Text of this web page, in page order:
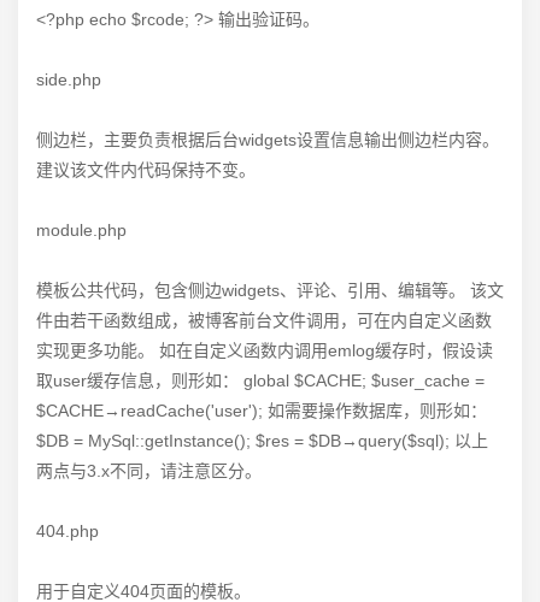
<?php echo $rcode; ?> 输出验证码。
side.php
侧边栏，主要负责根据后台widgets设置信息输出侧边栏内容。
建议该文件内代码保持不变。
module.php
模板公共代码，包含侧边widgets、评论、引用、编辑等。 该文
件由若干函数组成，被博客前台文件调用，可在内自定义函数
实现更多功能。 如在自定义函数内调用emlog缓存时，假设读
取user缓存信息，则形如： global $CACHE; $user_cache =
$CACHE→readCache('user'); 如需要操作数据库，则形如：
$DB = MySql::getInstance(); $res = $DB→query($sql); 以上
两点与3.x不同，请注意区分。
404.php
用于自定义404页面的模板。